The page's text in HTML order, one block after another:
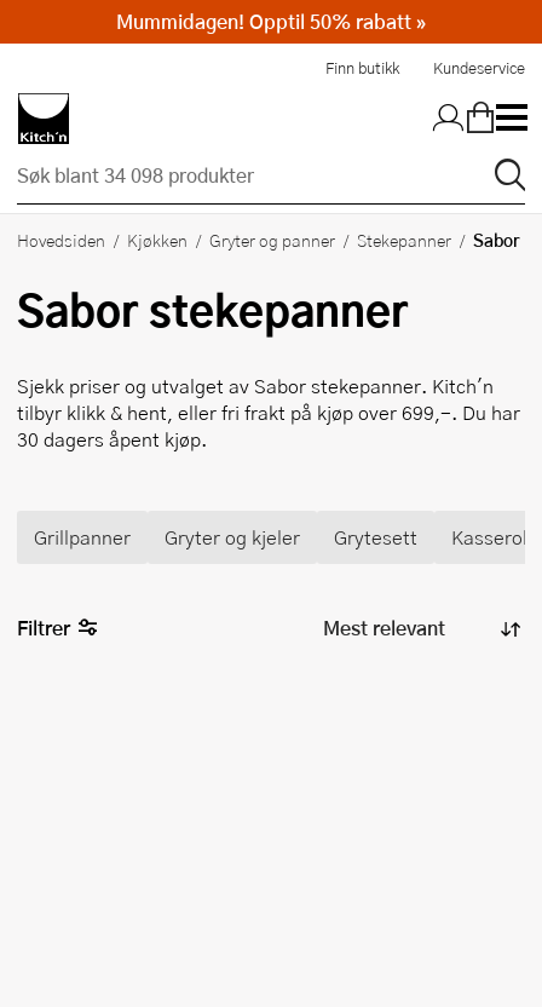
Finn butikk Kundeservice
Hovedsiden Kjøkken Gryter og panner Stekepanner Sabor
Saborstekepanner
Sjekk priser og utvalget av Saborstekepanner. Kitch'n
tilbyr klikk & hent, eller fri frakt på kjøp over 699,-. Du har
30 dagers åpent kjøp.
Grillpanner Gryter og kjeler Grytesett
Filtrer
Mummidagen! Opptil 50% rabatt »